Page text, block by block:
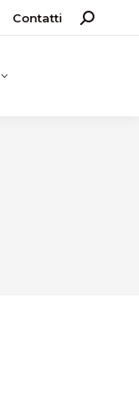
Contatti Search: